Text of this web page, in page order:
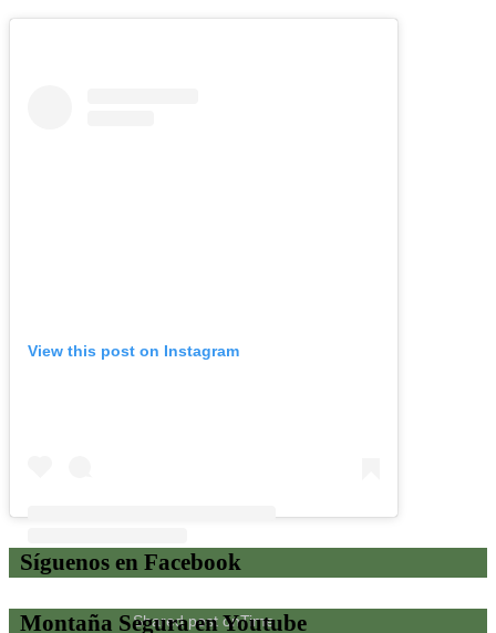
View this post on Instagram
Shared post onTime
Síguenos en Facebook
Montaña Segura en Youtube